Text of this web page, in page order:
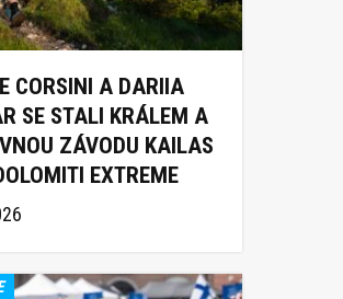
CORSINI A DARIIA
SE STALI KRÁLEM A
ZÁVODU KAILAS
EXTREME